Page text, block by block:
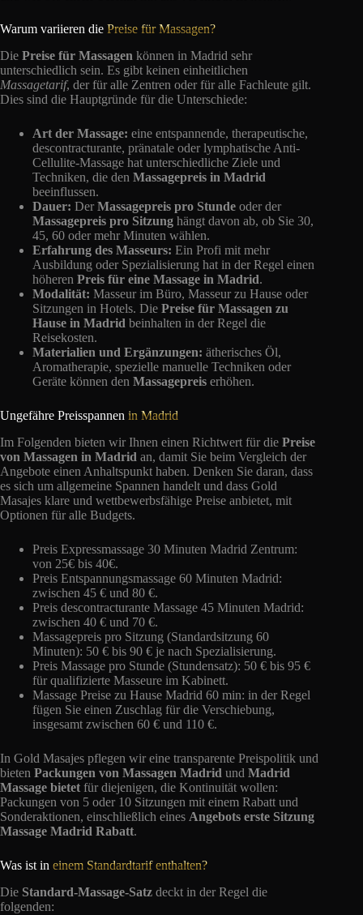
Warum variieren die Preise für Massagen?
Die Preise für Massagen können in Madrid sehr
unterschiedlich sein. Es gibt keinen einheitlichen
Massagetarif, der für alle Zentren oder für alle Fachleute gilt.
Dies sind die Hauptgründe für die Unterschiede:
Art der Massage: eine entspannende, therapeutische,
descontracturante, pränatale oder lymphatische Anti-
Cellulite-Massage hat unterschiedliche Ziele und
Techniken, die den Massagepreis in Madrid
beeinflussen.
Dauer: Der Massagepreis pro Stunde oder der
Massagepreis pro Sitzung hängt davon ab, ob Sie 30,
45, 60 oder mehr Minuten wählen.
Erfahrung des Masseurs: Ein Profi mit mehr
Ausbildung oder Spezialisierung hat in der Regel einen
höheren Preis für eine Massage in Madrid.
Modalität: Masseur im Büro, Masseur zu Hause oder
Sitzungen in Hotels. Die Preise für Massagen zu
Hause in Madrid beinhalten in der Regel die
Reisekosten.
Materialien und Ergänzungen: ätherisches Öl,
Aromatherapie, spezielle manuelle Techniken oder
Geräte können den Massagepreis erhöhen.
Ungefähre Preisspannen in Madrid
Im Folgenden bieten wir Ihnen einen Richtwert für die Preise
von Massagen in Madrid an, damit Sie beim Vergleich der
Angebote einen Anhaltspunkt haben. Denken Sie daran, dass
es sich um allgemeine Spannen handelt und dass Gold
Masajes klare und wettbewerbsfähige Preise anbietet, mit
Optionen für alle Budgets.
Preis Expressmassage 30 Minuten Madrid Zentrum:
von 25€ bis 40€.
Preis Entspannungsmassage 60 Minuten Madrid:
zwischen 45 € und 80 €.
Preis descontracturante Massage 45 Minuten Madrid:
zwischen 40 € und 70 €.
Massagepreis pro Sitzung (Standardsitzung 60
Minuten): 50 € bis 90 € je nach Spezialisierung.
Preis Massage pro Stunde (Stundensatz): 50 € bis 95 €
für qualifizierte Masseure im Kabinett.
Massage Preise zu Hause Madrid 60 min: in der Regel
fügen Sie einen Zuschlag für die Verschiebung,
insgesamt zwischen 60 € und 110 €.
In Gold Masajes pflegen wir eine transparente Preispolitik und
bieten Packungen von Massagen Madrid und Madrid
Massage bietet für diejenigen, die Kontinuität wollen:
Packungen von 5 oder 10 Sitzungen mit einem Rabatt und
Sonderaktionen, einschließlich eines Angebots erste Sitzung
Massage Madrid Rabatt.
Was ist in einem Standardtarif enthalten?
Die Standard-Massage-Satz deckt in der Regel die
folgenden: